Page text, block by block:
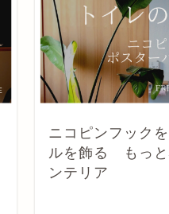
ニコピンフック
ルを飾る もっと
ンテリア